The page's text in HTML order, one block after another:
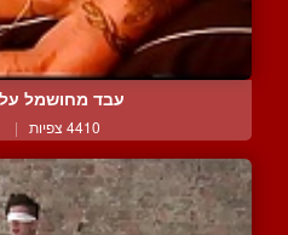
עבד מחושמל על
4410 צפיות |